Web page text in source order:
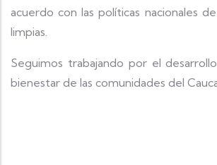
acuerdo con las políticas nacionales
limpias.
Seguimos trabajando por el
bienestar de las comunidades del